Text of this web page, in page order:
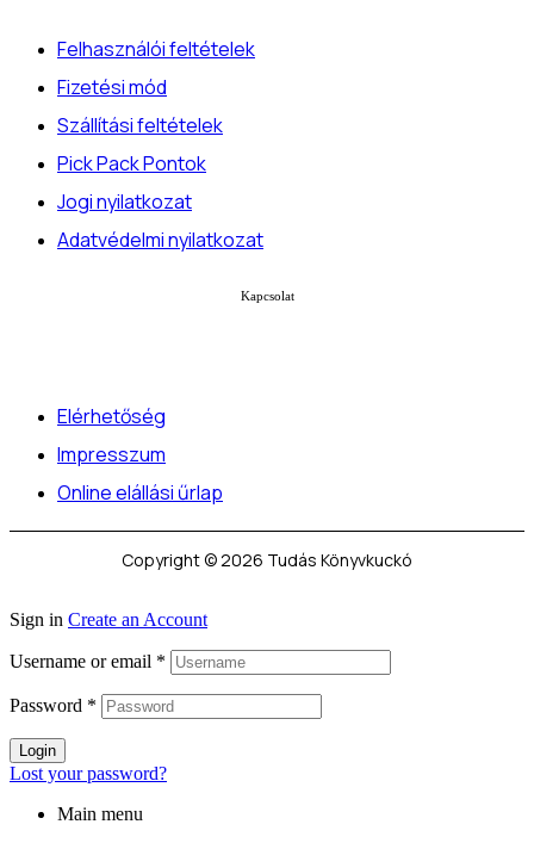
Felhasználói feltételek
Fizetési mód
Szállítási feltételek
Pick Pack Pontok
Jogi nyilatkozat
Adatvédelmi nyilatkozat
Kapcsolat
Elérhetőség
Impresszum
Online elállási űrlap
Copyright © 2026 Tudás Könyvkuckó
Sign in Create an Account
Username or email *
Password *
Login
Lost your password?
Main menu